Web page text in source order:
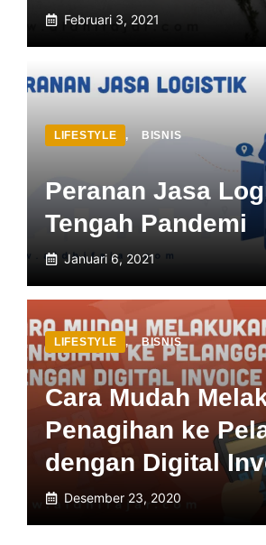
Februari 3, 2021
LIFESTYLE , BISNIS
Peranan Jasa
Tengah Pandemi
Januari 6, 2021
LIFESTYLE , BISNIS
Cara Mudah
Penagihan ke
dengan Digital
Desember 23, 2020